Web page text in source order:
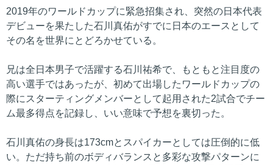
2019年のワールドカップに緊急招集され、突然の日本代表
デビューを果たした石川真佑がすでに日本のエースとして
その名を世界にとどろかせている。
兄は全日本男子で活躍する石川祐希で、もともと注目度の
高い選手ではあったが、初めて出場したワールドカップの
際にスターティングメンバーとして起用された2試合でチー
ム最多得点を記録し、いい意味で予想を裏切った。
石川真佑の身長は173cmとスパイカーとしては圧倒的に低
い。ただ持ち前のボディバランスと多彩な攻撃パターンに